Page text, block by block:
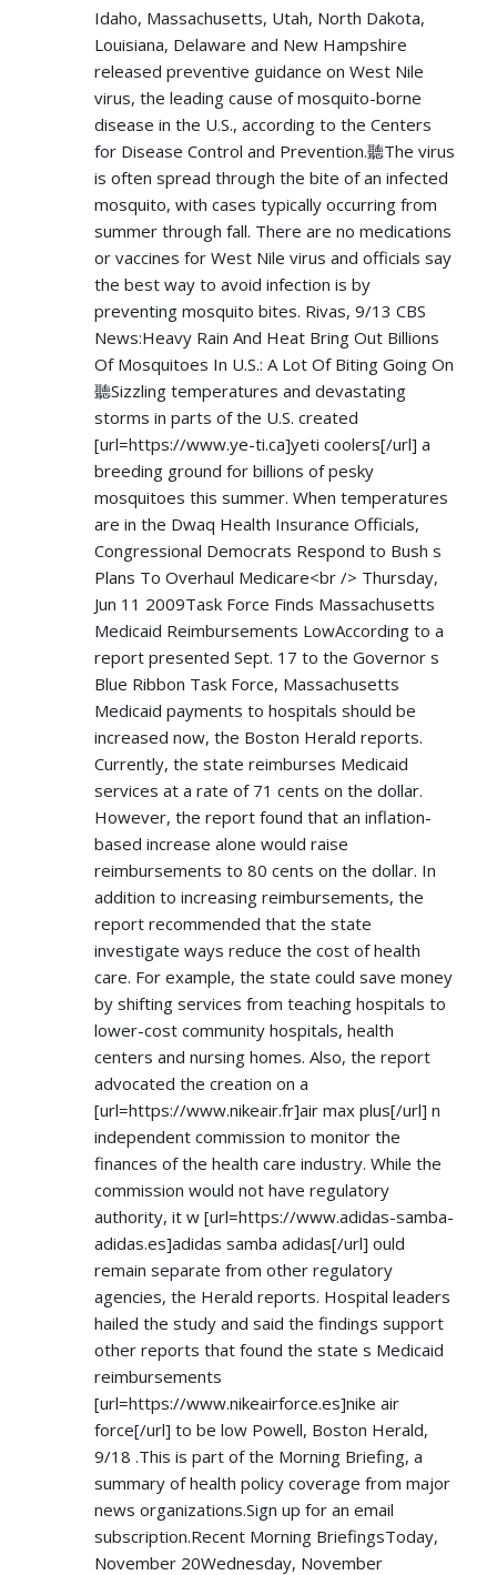
Idaho, Massachusetts, Utah, North Dakota,
Louisiana, Delaware and New Hampshire
released preventive guidance on West Nile
virus, the leading cause of mosquito-borne
disease in the U.S., according to the Centers
for Disease Control and Prevention.聽The virus
is often spread through the bite of an infected
mosquito, with cases typically occurring from
summer through fall. There are no medications
or vaccines for West Nile virus and officials say
the best way to avoid infection is by
preventing mosquito bites. Rivas, 9/13 CBS
News:Heavy Rain And Heat Bring Out Billions
Of Mosquitoes In U.S.: A Lot Of Biting Going On
聽Sizzling temperatures and devastating
storms in parts of the U.S. created
[url=https://www.ye-ti.ca]yeti coolers[/url] a
breeding ground for billions of pesky
mosquitoes this summer. When temperatures
are in the Dwaq Health Insurance Officials,
Congressional Democrats Respond to Bush s
Plans To Overhaul Medicare<br /> Thursday,
Jun 11 2009Task Force Finds Massachusetts
Medicaid Reimbursements LowAccording to a
report presented Sept. 17 to the Governor s
Blue Ribbon Task Force, Massachusetts
Medicaid payments to hospitals should be
increased now, the Boston Herald reports.
Currently, the state reimburses Medicaid
services at a rate of 71 cents on the dollar.
However, the report found that an inflation-
based increase alone would raise
reimbursements to 80 cents on the dollar. In
addition to increasing reimbursements, the
report recommended that the state
investigate ways reduce the cost of health
care. For example, the state could save money
by shifting services from teaching hospitals to
lower-cost community hospitals, health
centers and nursing homes. Also, the report
advocated the creation on a
[url=https://www.nikeair.fr]air max plus[/url] n
independent commission to monitor the
finances of the health care industry. While the
commission would not have regulatory
authority, it w [url=https://www.adidas-samba-
adidas.es]adidas samba adidas[/url] ould
remain separate from other regulatory
agencies, the Herald reports. Hospital leaders
hailed the study and said the findings support
other reports that found the state s Medicaid
reimbursements
[url=https://www.nikeairforce.es]nike air
force[/url] to be low Powell, Boston Herald,
9/18 .This is part of the Morning Briefing, a
summary of health policy coverage from major
news organizations.Sign up for an email
subscription.Recent Morning BriefingsToday,
November 20Wednesday, November